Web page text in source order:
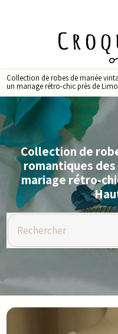
Collection de robes de mariée
un mariage rétro-chic près de
Collection de
romantiques des
mariage rétro-
Rechercher